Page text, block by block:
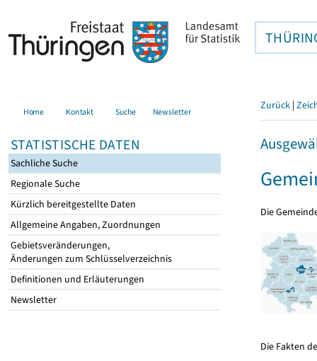
Home Kontakt Suche Newsletter
STATISTISCHE DATEN
Sachliche Suche
Regionale Suche
Kürzlich bereitgestellte Daten
Allgemeine Angaben, Zuordnungen
Gebietsveränderungen,
Änderungen zum Schlüsselverzeichnis
Definitionen und Erläuterungen
Newsletter
Zurück |
Die
Die Fakten